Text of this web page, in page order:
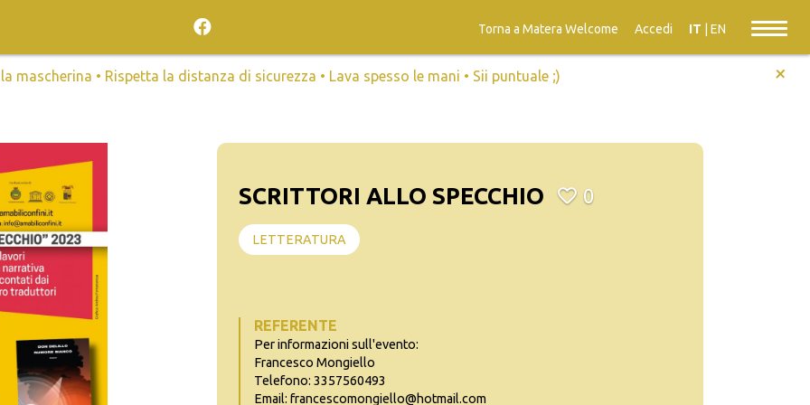
Torna a Matera Welcome Accedi IT EN
la mascherina • Rispetta la distanza di sicurezza • Lava spesso le mani • Sii puntuale ;) +
SCRITTORI ALLO SPECCHIO 0
LETTERATURA
REFERENTE
Per informazioni sull'evento:
Francesco Mongiello
Telefono: 3357560493
Email: francescomongiello@hotmail.com